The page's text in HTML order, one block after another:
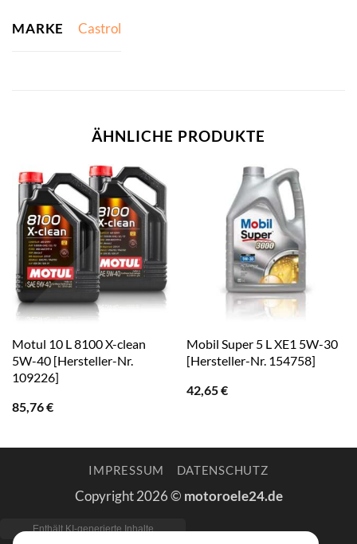
MARKE Castrol
ÄHNLICHE PRODUKTE
Motul 10 L 8100 X-clean
5W-40 [Hersteller-Nr.
109226]
85,76€
Mobil Super 5 L XE1 5W-30
[Hersteller-Nr. 154758]
42,65€
IMPRESSUM DATENSCHUTZ
Copyright 2026 © motoroele24.de